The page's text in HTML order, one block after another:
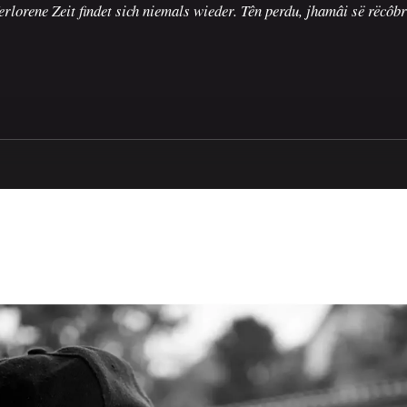
Zeit findet sich niemals wieder. Tên perdu, jhamâi së